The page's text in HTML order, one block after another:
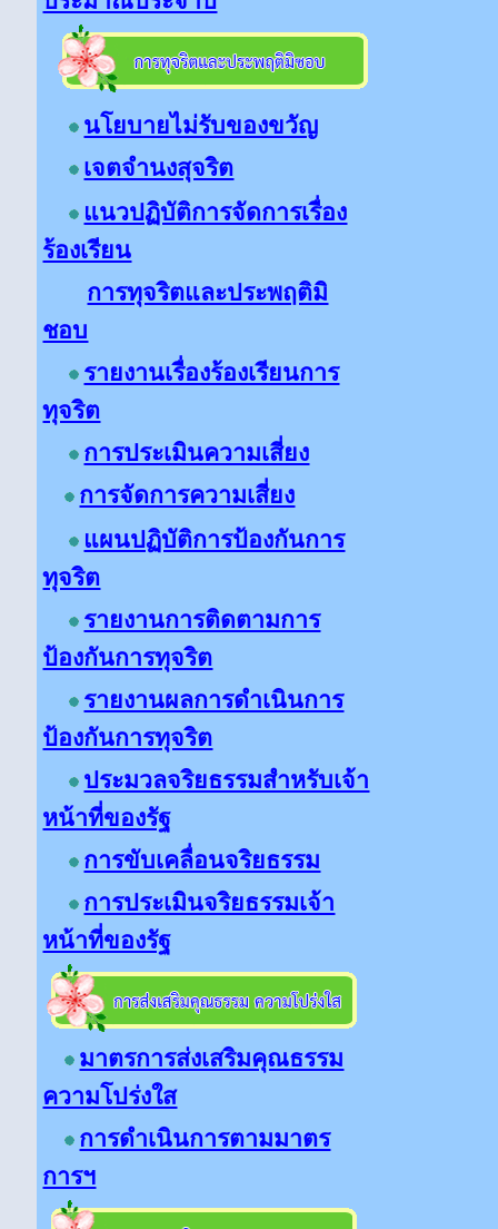
นโยบายไม่รับของขวัญ
เจตจำนงสุจริต
แนวปฏิบัติการจัดการเรื่อง
ร้องเรียน
การทุจริตและประพฤติมิ
ชอบ
รายงานเรื่องร้องเรียนการ
ทุจริต
การประเมินความเสี่ยง
การจัดการความเสี่ยง
แผนปฏิบัติการป้องกันการ
ทุจริต
รายงานการติดตามการ
ป้องกันการทุจริต
รายงานผลการดำเนินการ
ป้องกันการทุจริต
ประมวลจริยธรรมสำหรับเจ้า
หน้าที่ของรัฐ
การขับเคลื่อนจริยธรรม
การประเมินจริยธรรมเจ้า
หน้าที่ของรัฐ
มาตรการส่งเสริมคุณธรรม
ความโปร่งใส
การดำเนินการตามมาตร
การฯ